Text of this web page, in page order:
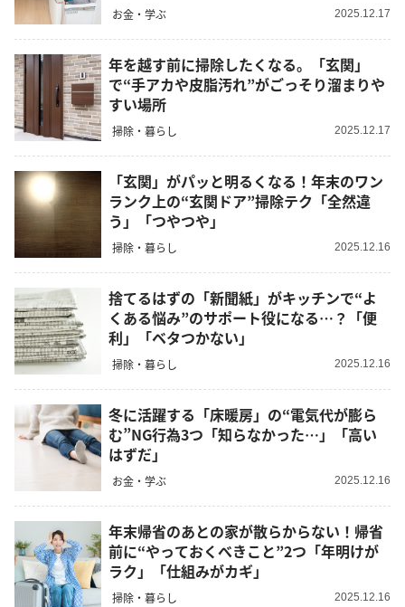
お金・学ぶ 2025.12.17
年を越す前に掃除したくなる。「玄関」
で“手アカや皮脂汚れ”がごっそり溜まりや
すい場所
掃除・暮らし 2025.12.17
「玄関」がパッと明るくなる！年末のワン
ランク上の“玄関ドア”掃除テク「全然違
う」「つやつや」
掃除・暮らし 2025.12.16
捨てるはずの「新聞紙」がキッチンで“よ
くある悩み”のサポート役になる…？「便
利」「ベタつかない」
掃除・暮らし 2025.12.16
冬に活躍する「床暖房」の“電気代が膨ら
む”NG行為3つ「知らなかった…」「高い
はずだ」
お金・学ぶ 2025.12.16
年末帰省のあとの家が散らからない！帰省
前に“やっておくべきこと”2つ「年明けが
ラク」「仕組みがカギ」
掃除・暮らし 2025.12.16